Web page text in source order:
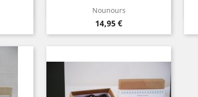
Nounours
Prix
14,95 €
Aperçu rapide